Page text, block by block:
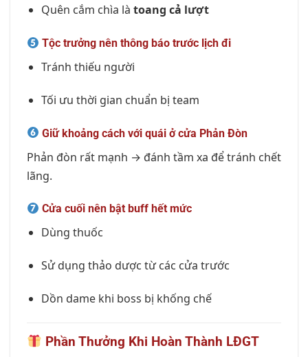
Quên cắm chìa là toang cả lượt
Tộc trưởng nên thông báo trước lịch đi
Tránh thiếu người
Tối ưu thời gian chuẩn bị team
Giữ khoảng cách với quái ở cửa Phản Đòn
Phản đòn rất mạnh → đánh tầm xa để tránh chết
lãng.
Cửa cuối nên bật buff hết mức
Dùng thuốc
Sử dụng thảo dược từ các cửa trước
Dồn dame khi boss bị khống chế
Phần Thưởng Khi Hoàn Thành LĐGT